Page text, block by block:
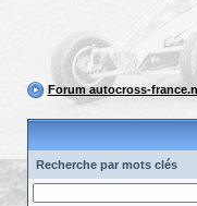
Forum autocross-
Recherche par mots clés